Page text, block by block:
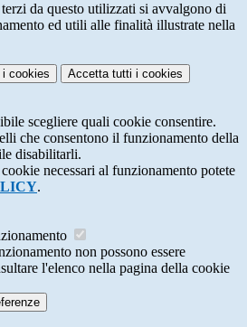
da questo utilizzati si avvalgono di
ed utili alle finalità illustrate nella
i cookies Accetta tutti i cookies
scegliere quali cookie consentire.
che consentono il funzionamento della
disabilitarli.
necessari al funzionamento potete
.
non possono essere
l'elenco nella pagina della cookie